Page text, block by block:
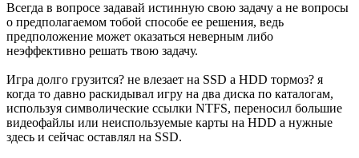
Всегда в вопросе задавай истинную свою задачу а не вопросы
о предполагаемом тобой способе ее решения, ведь
предположение может оказаться неверным либо
неэффективно решать твою задачу.
Игра долго грузится? не влезает на SSD а HDD тормоз? я
когда то давно раскидывал игру на два диска по каталогам,
используя символические ссылки NTFS, переносил большие
видеофайлы или неиспользуемые карты на HDD а нужные
здесь и сейчас оставлял на SSD.